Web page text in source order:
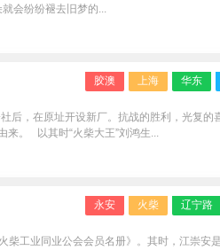
会纷纷褪去旧梦的...
胶澳 上海 华东
后，在原址开设新厂。抗战的胜利，光复的
来。 以其时“火柴大王”刘鸿生...
永安 火柴 辽宁路
工业同业公会会员名册》。其时，江崇安